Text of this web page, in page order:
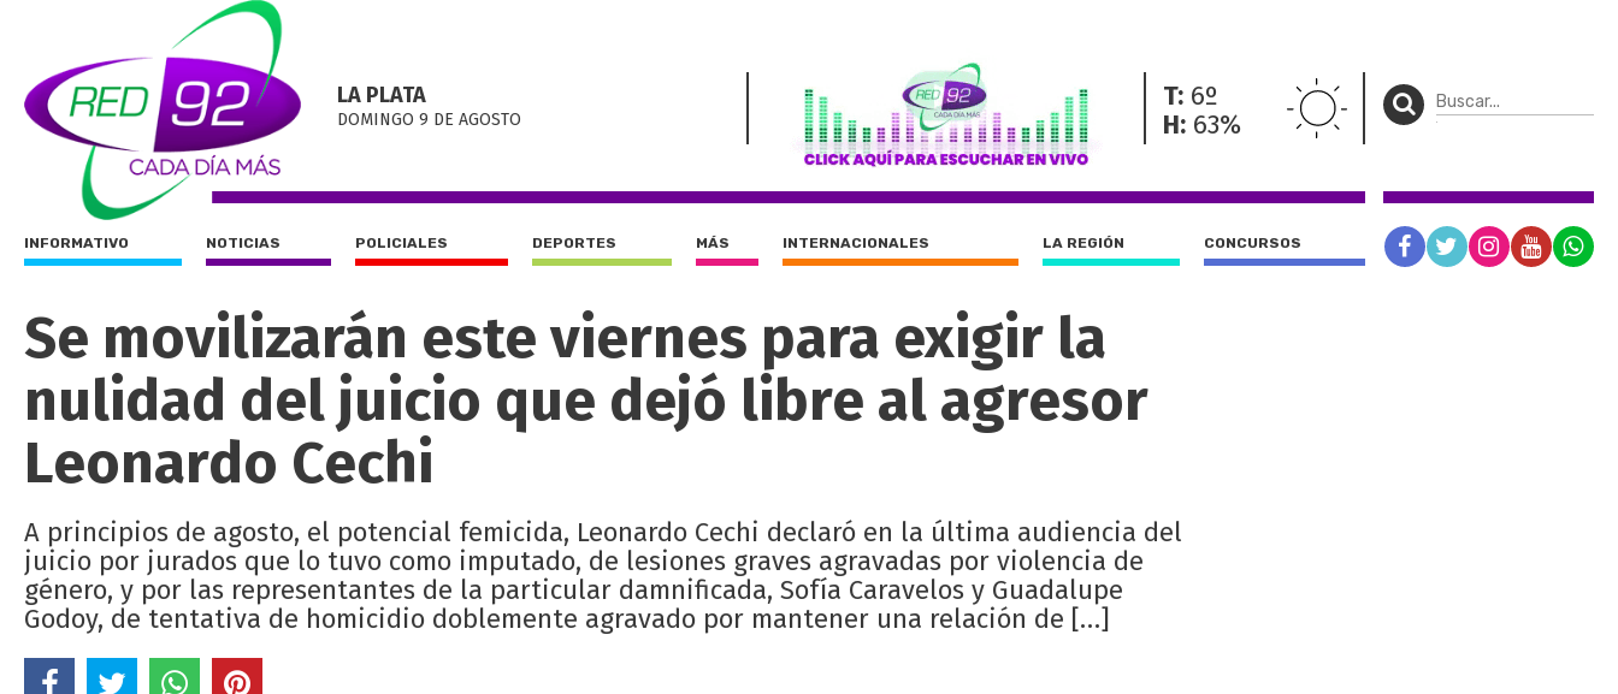
LA PLATA
DOMINGO 9 DE AGOSTO
T: 6º
H: 63%
INFORMATIVO NOTICIAS POLICIALES DEPORTES MÁS INTERNACIONALES LA REGIÓN CONCURSOS
Se movilizarán este viernes para exigir la
nulidad del juicio que dejó libre al agresor
Leonardo Cechi
A principios de agosto, el potencial femicida, Leonardo Cechi declaró en la última audiencia del
juicio por jurados que lo tuvo como imputado, de lesiones graves agravadas por violencia de
género, y por las representantes de la particular damnificada, Sofía Caravelos y Guadalupe
Godoy, de tentativa de homicidio doblemente agravado por mantener una relación de […]